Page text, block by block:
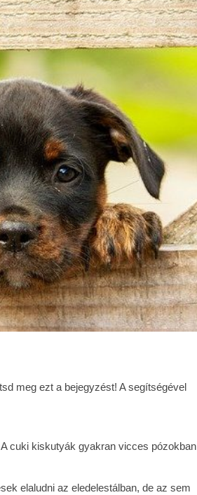
meg ezt a bejegyzést! A segítségével
cuki kiskutyák gyakran vicces pózokban
elaludni az eledelestálban, de az sem